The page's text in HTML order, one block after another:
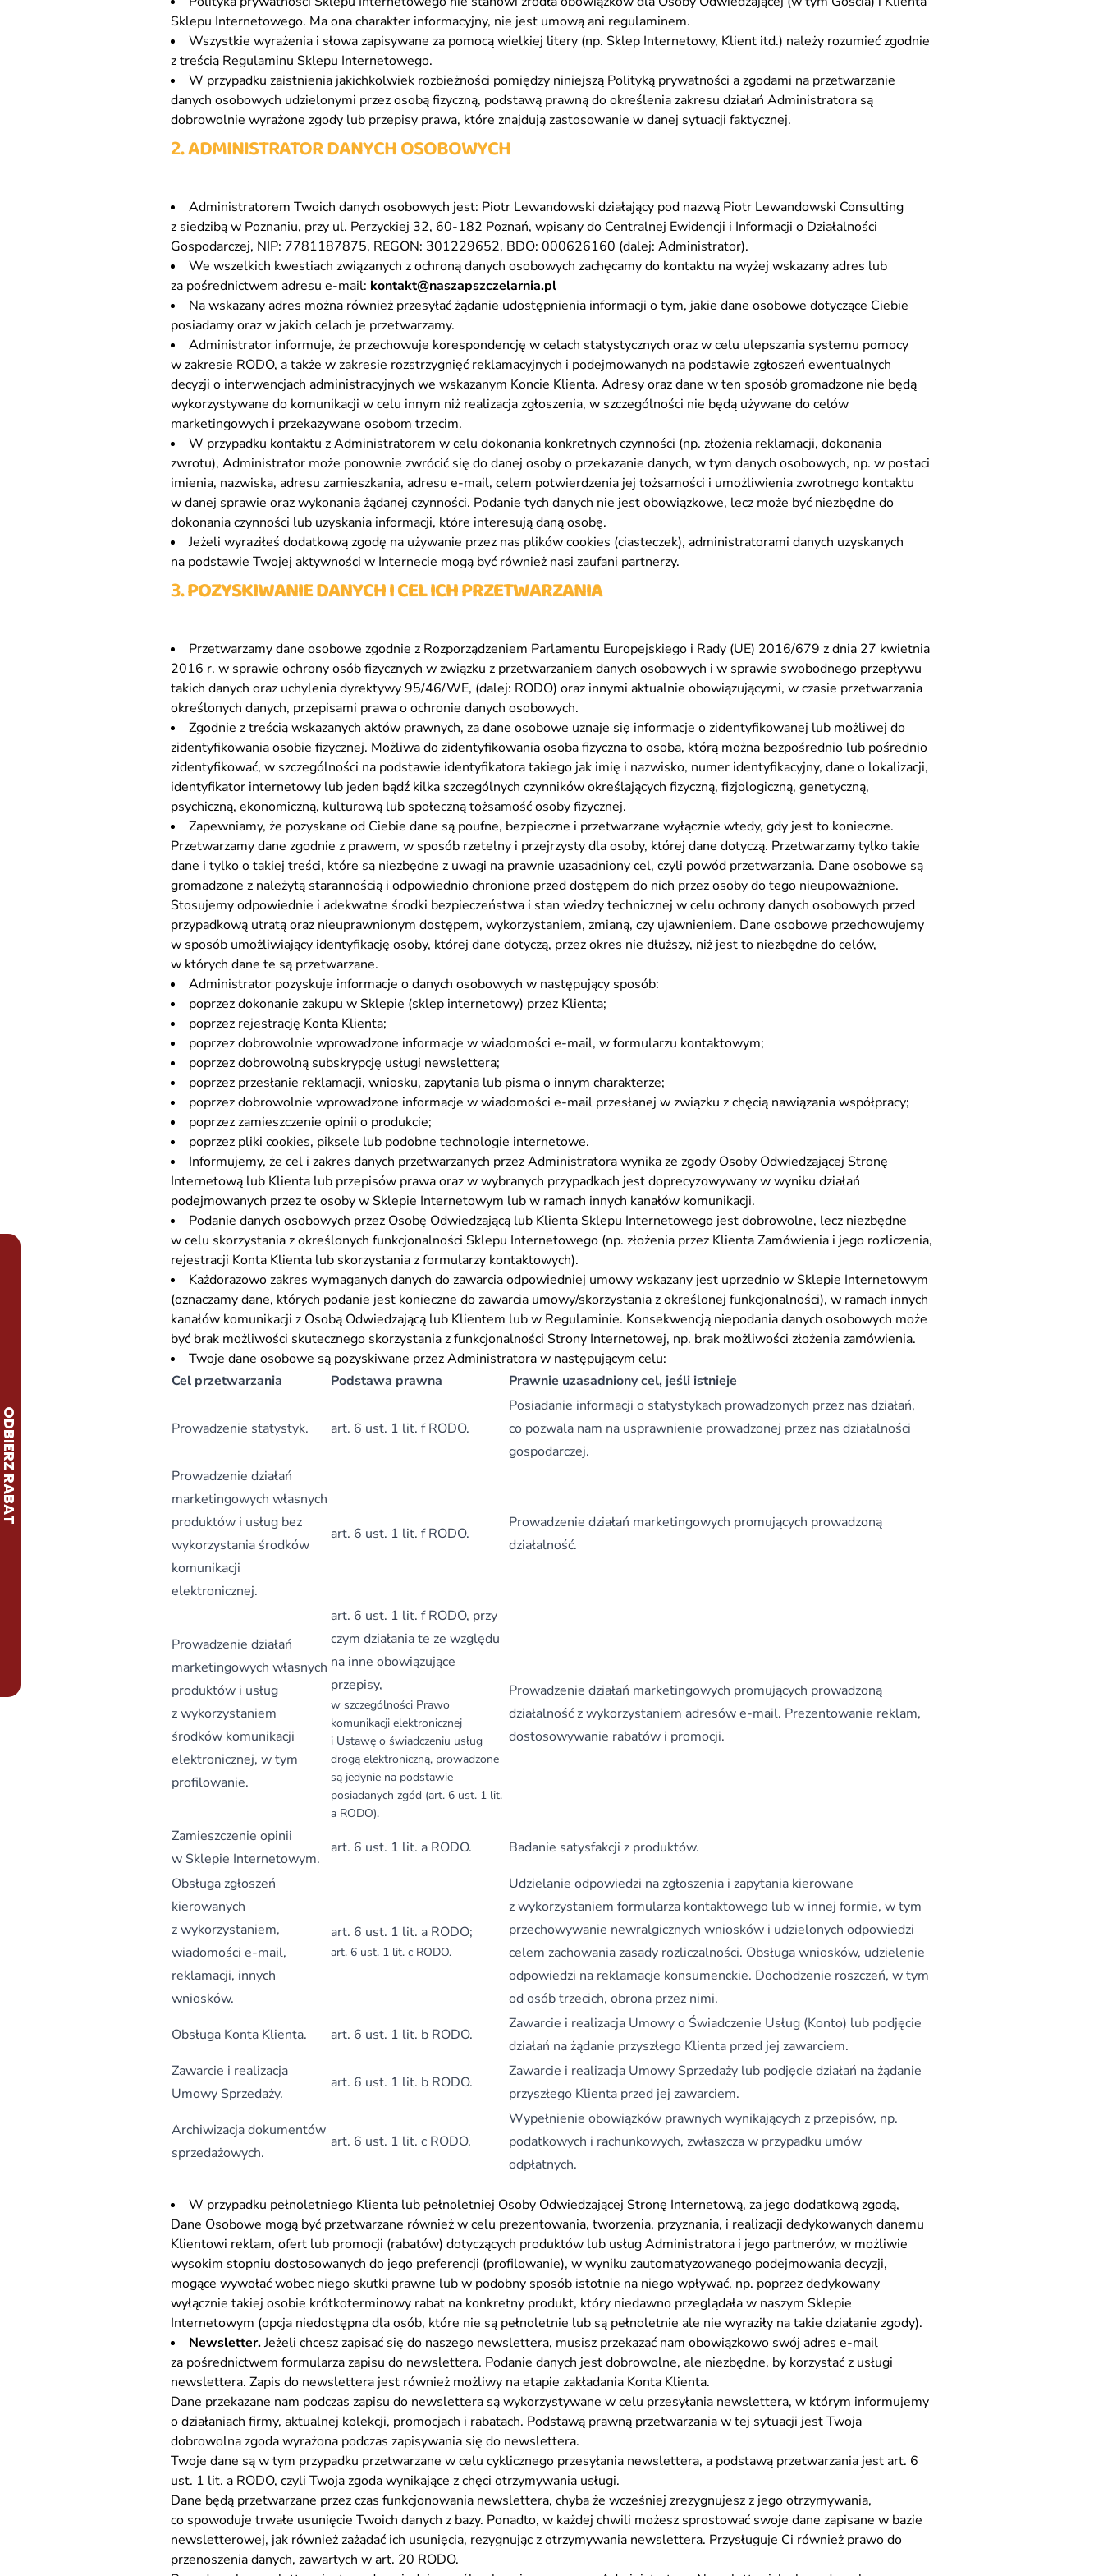
Sklepu Internetowego. Ma ona charakter informacyjny, nie jest umową ani regulaminem.
Wszystkie wyrażenia i słowa zapisywane za pomocą wielkiej litery (np. Sklep Internetowy, Klient itd.) należy rozumieć zgodnie
z treścią Regulaminu Sklepu Internetowego.
W przypadku zaistnienia jakichkolwiek rozbieżności pomiędzy niniejszą Polityką prywatności a zgodami na przetwarzanie
danych osobowych udzielonymi przez osobą fizyczną, podstawą prawną do określenia zakresu działań Administratora są
dobrowolnie wyrażone zgody lub przepisy prawa, które znajdują zastosowanie w danej sytuacji faktycznej.
2. ADMINISTRATOR DANYCH OSOBOWYCH
Administratorem Twoich danych osobowych jest: Piotr Lewandowski działający pod nazwą Piotr Lewandowski Consulting
z siedzibą w Poznaniu, przy ul. Perzyckiej 32, 60-182 Poznań, wpisany do Centralnej Ewidencji i Informacji o Działalności
Gospodarczej, NIP: 7781187875, REGON: 301229652, BDO: 000626160 (dalej: Administrator).
We wszelkich kwestiach związanych z ochroną danych osobowych zachęcamy do kontaktu na wyżej wskazany adres lub
za pośrednictwem adresu e-mail: kontakt@naszapszczelarnia.pl
Na wskazany adres można również przesyłać żądanie udostępnienia informacji o tym, jakie dane osobowe dotyczące Ciebie
posiadamy oraz w jakich celach je przetwarzamy.
Administrator informuje, że przechowuje korespondencję w celach statystycznych oraz w celu ulepszania systemu pomocy
w zakresie RODO, a także w zakresie rozstrzygnięć reklamacyjnych i podejmowanych na podstawie zgłoszeń ewentualnych
decyzji o interwencjach administracyjnych we wskazanym Koncie Klienta. Adresy oraz dane w ten sposób gromadzone nie będą
wykorzystywane do komunikacji w celu innym niż realizacja zgłoszenia, w szczególności nie będą używane do celów
marketingowych i przekazywane osobom trzecim.
W przypadku kontaktu z Administratorem w celu dokonania konkretnych czynności (np. złożenia reklamacji, dokonania
zwrotu), Administrator może ponownie zwrócić się do danej osoby o przekazanie danych, w tym danych osobowych, np. w postaci
imienia, nazwiska, adresu zamieszkania, adresu e-mail, celem potwierdzenia jej tożsamości i umożliwienia zwrotnego kontaktu
w danej sprawie oraz wykonania żądanej czynności. Podanie tych danych nie jest obowiązkowe, lecz może być niezbędne do
dokonania czynności lub uzyskania informacji, które interesują daną osobę.
Jeżeli wyraziłeś dodatkową zgodę na używanie przez nas plików cookies (ciasteczek), administratorami danych uzyskanych
na podstawie Twojej aktywności w Internecie mogą być również nasi zaufani partnerzy.
3.POZYSKIWANIE DANYCH I CEL ICH PRZETWARZANIA
Przetwarzamy dane osobowe zgodnie z Rozporządzeniem Parlamentu Europejskiego i Rady (UE) 2016/679 z dnia 27 kwietnia
2016 r. w sprawie ochrony osób fizycznych w związku z przetwarzaniem danych osobowych i w sprawie swobodnego przepływu
takich danych oraz uchylenia dyrektywy 95/46/WE, (dalej: RODO) oraz innymi aktualnie obowiązującymi, w czasie przetwarzania
określonych danych, przepisami prawa o ochronie danych osobowych.
Zgodnie z treścią wskazanych aktów prawnych, za dane osobowe uznaje się informacje o zidentyfikowanej lub możliwej do
zidentyfikowania osobie fizycznej. Możliwa do zidentyfikowania osoba fizyczna to osoba, którą można bezpośrednio lub pośrednio
zidentyfikować, w szczególności na podstawie identyfikatora takiego jak imię i nazwisko, numer identyfikacyjny, dane o lokalizacji,
identyfikator internetowy lub jeden bądź kilka szczególnych czynników określających fizyczną, fizjologiczną, genetyczną,
psychiczną, ekonomiczną, kulturową lub społeczną tożsamość osoby fizycznej.
Zapewniamy, że pozyskane od Ciebie dane są poufne, bezpieczne i przetwarzane wyłącznie wtedy, gdy jest to konieczne.
Przetwarzamy dane zgodnie z prawem, w sposób rzetelny i przejrzysty dla osoby, której dane dotyczą. Przetwarzamy tylko takie
dane i tylko o takiej treści, które są niezbędne z uwagi na prawnie uzasadniony cel, czyli powód przetwarzania. Dane osobowe są
gromadzone z należytą starannością i odpowiednio chronione przed dostępem do nich przez osoby do tego nieupoważnione.
Stosujemy odpowiednie i adekwatne środki bezpieczeństwa i stan wiedzy technicznej w celu ochrony danych osobowych przed
przypadkową utratą oraz nieuprawnionym dostępem, wykorzystaniem, zmianą, czy ujawnieniem. Dane osobowe przechowujemy
w sposób umożliwiający identyfikację osoby, której dane dotyczą, przez okres nie dłuższy, niż jest to niezbędne do celów,
w których dane te są przetwarzane.
Administrator pozyskuje informacje o danych osobowych w następujący sposób:
poprzez dokonanie zakupu w Sklepie (sklep internetowy) przez Klienta;
poprzez rejestrację Konta Klienta;
poprzez dobrowolnie wprowadzone informacje w wiadomości e-mail, w formularzu kontaktowym;
poprzez dobrowolną subskrypcję usługi newslettera;
poprzez przesłanie reklamacji, wniosku, zapytania lub pisma o innym charakterze;
poprzez dobrowolnie wprowadzone informacje w wiadomości e-mail przesłanej w związku z chęcią nawiązania współpracy;
poprzez zamieszczenie opinii o produkcie;
poprzez pliki cookies, piksele lub podobne technologie internetowe.
Informujemy, że cel i zakres danych przetwarzanych przez Administratora wynika ze zgody Osoby Odwiedzającej Stronę
Internetową lub Klienta lub przepisów prawa oraz w wybranych przypadkach jest doprecyzowywany w wyniku działań
podejmowanych przez te osoby w Sklepie Internetowym lub w ramach innych kanałów komunikacji.
Podanie danych osobowych przez Osobę Odwiedzającą lub Klienta Sklepu Internetowego jest dobrowolne, lecz niezbędne
w celu skorzystania z określonych funkcjonalności Sklepu Internetowego (np. złożenia przez Klienta Zamówienia i jego rozliczenia,
rejestracji Konta Klienta lub skorzystania z formularzy kontaktowych).
Każdorazowo zakres wymaganych danych do zawarcia odpowiedniej umowy wskazany jest uprzednio w Sklepie Internetowym
(oznaczamy dane, których podanie jest konieczne do zawarcia umowy/skorzystania z określonej funkcjonalności), w ramach innych
kanałów komunikacji z Osobą Odwiedzającą lub Klientem lub w Regulaminie. Konsekwencją niepodania danych osobowych może
być brak możliwości skutecznego skorzystania z funkcjonalności Strony Internetowej, np. brak możliwości złożenia zamówienia.
Twoje dane osobowe są pozyskiwane przez Administratora w następującym celu:
Cel przetwarzania
Podstawa prawna Prawnie uzasadniony cel, jeśli istnieje
Prowadzenie statystyk. art. 6 ust. 1 lit. f RODO.
Posiadanie informacji o statystykach prowadzonych przez nas działań,
co pozwala nam na usprawnienie prowadzonej przez nas działalności
gospodarczej.
Prowadzenie działań
marketingowych własnych
produktów i usług bez
wykorzystania środków
komunikacji
elektronicznej.
art. 6 ust. 1 lit. f RODO.
Prowadzenie działań marketingowych promujących prowadzoną
działalność.
Prowadzenie działań
marketingowych własnych
produktów i usług
z wykorzystaniem
środków komunikacji
elektronicznej, w tym
profilowanie.
art. 6 ust. 1 lit. f RODO, przy
czym działania te ze względu
na inne obowiązujące
przepisy,
w szczególności Prawo
komunikacji elektronicznej
i Ustawę o świadczeniu usług
drogą elektroniczną, prowadzone
są jedynie na podstawie
posiadanych zgód (art. 6 ust. 1 lit.
a RODO).
Prowadzenie działań marketingowych promujących prowadzoną
działalność z wykorzystaniem adresów e-mail. Prezentowanie reklam,
dostosowywanie rabatów i promocji.
Zamieszczenie opinii
w Sklepie Internetowym.
art. 6 ust. 1 lit. a RODO.
Badanie satysfakcji z produktów.
Obsługa zgłoszeń
kierowanych
z wykorzystaniem,
wiadomości e-mail,
reklamacji, innych
wniosków.
art. 6 ust. 1 lit. a RODO;
art. 6 ust. 1 lit. c RODO.
Udzielanie odpowiedzi na zgłoszenia i zapytania kierowane
z wykorzystaniem formularza kontaktowego lub w innej formie, w tym
przechowywanie newralgicznych wniosków i udzielonych odpowiedzi
celem zachowania zasady rozliczalności. Obsługa wniosków, udzielenie
odpowiedzi na reklamacje konsumenckie. Dochodzenie roszczeń, w tym
od osób trzecich, obrona przez nimi.
Obsługa Konta Klienta.
art. 6 ust. 1 lit. b RODO.
Zawarcie i realizacja Umowy o Świadczenie Usług (Konto) lub podjęcie
działań na żądanie przyszłego Klienta przed jej zawarciem.
Zawarcie i realizacja
Umowy Sprzedaży.
art. 6 ust. 1 lit. b RODO.
Zawarcie i realizacja Umowy Sprzedaży lub podjęcie działań na żądanie
przyszłego Klienta przed jej zawarciem.
Archiwizacja dokumentów
sprzedażowych.
art. 6 ust. 1 lit. c RODO.
Wypełnienie obowiązków prawnych wynikających z przepisów, np.
podatkowych i rachunkowych, zwłaszcza w przypadku umów
odpłatnych.
W przypadku pełnoletniego Klienta lub pełnoletniej Osoby Odwiedzającej Stronę Internetową, za jego dodatkową zgodą,
Dane Osobowe mogą być przetwarzane również w celu prezentowania, tworzenia, przyznania, i realizacji dedykowanych danemu
Klientowi reklam, ofert lub promocji (rabatów) dotyczących produktów lub usług Administratora i jego partnerów, w możliwie
wysokim stopniu dostosowanych do jego preferencji (profilowanie), w wyniku zautomatyzowanego podejmowania decyzji,
mogące wywołać wobec niego skutki prawne lub w podobny sposób istotnie na niego wpływać, np. poprzez dedykowany
wyłącznie takiej osobie krótkoterminowy rabat na konkretny produkt, który niedawno przeglądała w naszym Sklepie
Internetowym (opcja niedostępna dla osób, które nie są pełnoletnie lub są pełnoletnie ale nie wyraziły na takie działanie zgody).
Newsletter.Jeżeli chcesz zapisać się do naszego newslettera, musisz przekazać nam obowiązkowo swój adres e-mail
za pośrednictwem formularza zapisu do newslettera. Podanie danych jest dobrowolne, ale niezbędne, by korzystać z usługi
newslettera. Zapis do newslettera jest również możliwy na etapie zakładania Konta Klienta.
Dane przekazane nam podczas zapisu do newslettera są wykorzystywane w celu przesyłania newslettera, w którym informujemy
o działaniach firmy, aktualnej kolekcji, promocjach i rabatach. Podstawą prawną przetwarzania w tej sytuacji jest Twoja
dobrowolna zgoda wyrażona podczas zapisywania się do newslettera.
Twoje dane są w tym przypadku przetwarzane w celu cyklicznego przesyłania newslettera, a podstawą przetwarzania jest art. 6
ust. 1 lit. a RODO, czyli Twoja zgoda wynikające z chęci otrzymywania usługi.
Dane będą przetwarzane przez czas funkcjonowania newslettera, chyba że wcześniej zrezygnujesz z jego otrzymywania,
co spowoduje trwałe usunięcie Twoich danych z bazy. Ponadto, w każdej chwili możesz sprostować swoje dane zapisane w bazie
newsletterowej, jak również zażądać ich usunięcia, rezygnując z otrzymywania newslettera. Przysługuje Ci również prawo do
przenoszenia danych, zawartych w art. 20 RODO.